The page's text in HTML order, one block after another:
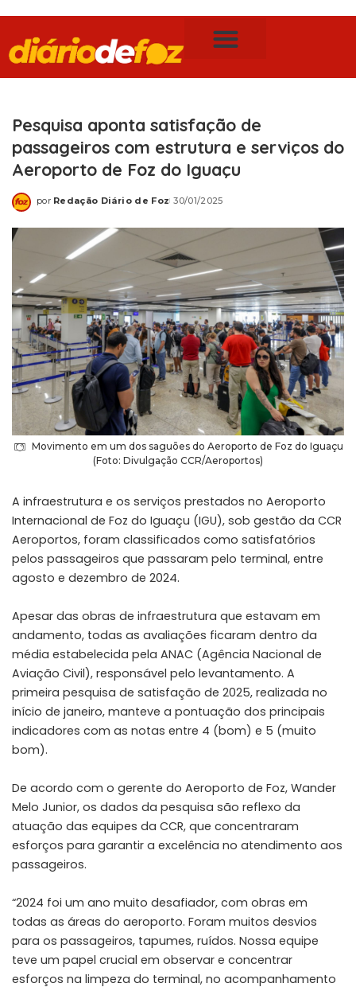
Pesquisa aponta satisfação de
passageiros com estrutura e serviços do
Aeroporto de Foz do Iguaçu
por Redação Diário de Foz 30/01/2025
Movimento em um dos saguões do Aeroporto de Foz do Iguaçu
(Foto: Divulgação CCR/Aeroportos)
A infraestrutura e os serviços prestados no Aeroporto
Internacional de Foz do Iguaçu (IGU), sob gestão da CCR
Aeroportos, foram classificados como satisfatórios
pelos passageiros que passaram pelo terminal, entre
agosto e dezembro de 2024.
Apesar das obras de infraestrutura que estavam em
andamento, todas as avaliações ficaram dentro da
média estabelecida pela ANAC (Agência Nacional de
Aviação Civil), responsável pelo levantamento. A
primeira pesquisa de satisfação de 2025, realizada no
início de janeiro, manteve a pontuação dos principais
indicadores com as notas entre 4 (bom) e 5 (muito
bom).
De acordo com o gerente do Aeroporto de Foz, Wander
Melo Junior, os dados da pesquisa são reflexo da
atuação das equipes da CCR, que concentraram
esforços para garantir a excelência no atendimento aos
passageiros.
“2024 foi um ano muito desafiador, com obras em
todas as áreas do aeroporto. Foram muitos desvios
para os passageiros, tapumes, ruídos. Nossa equipe
teve um papel crucial em observar e concentrar
esforços na limpeza do terminal, no acompanhamento